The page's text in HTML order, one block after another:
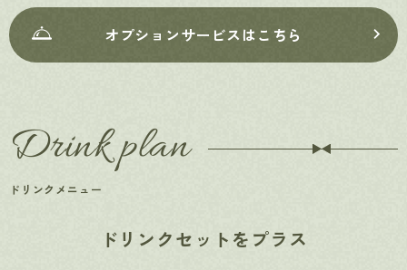
オプションサービスはこちら
Drink plan
ドリンクメニュー
ドリンクセットをプラス